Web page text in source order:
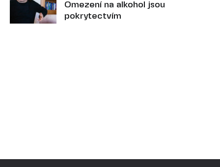
Omezení na alkohol jsou
pokrytectvím